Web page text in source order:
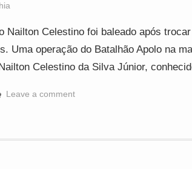
Nailton Celestino foi baleado após trocar
Uma operação do Batalhão Apolo na
Celestino da Silva Júnior,
Leave a comment